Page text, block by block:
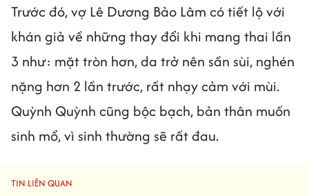
Trước đó, vợ Lê Dương Bảo Lâm có tiết lộ với
khán giả về những thay đổi khi mang thai lần
3 như: mặt tròn hơn, da trở nên sần sùi, nghén
nặng hơn 2 lần trước, rất nhạy cảm với mùi.
Quỳnh Quỳnh cũng bộc bạch, bản thân muốn
sinh mổ, vì sinh thường sẽ rất đau.
TIN LIÊN QUAN